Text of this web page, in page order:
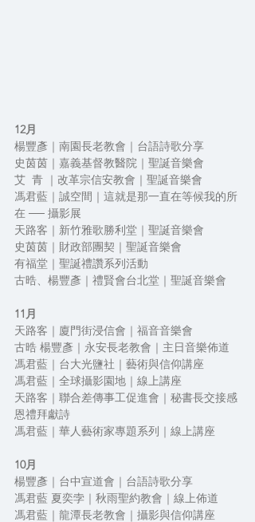
12月
楊豐彥｜南園長老教會｜台語詩歌分享
史茵茵｜嘉義基督教醫院｜聖誕音樂會
艾  青 ｜改革宗信安教會｜聖誕音樂會
馮君藍｜誠空間｜這就是那一直在等候我的所
在 ── 攝影展
天路客｜新竹雅歌勝利堂｜聖誕音樂會
史茵茵｜財政部團契｜聖誕音樂會
有福堂｜聖誕禮讚系列活動
古晧、楊豐彥｜禮賢會台北堂｜聖誕音樂會
11月
天路客｜廈門街浸信會｜福音音樂會
古晧 楊豐彥｜永安長老教會｜主日音樂佈道
馮君藍｜台大光鹽社｜藝術與信仰講座
馮君藍｜全球攝影園地｜線上講座
天路客｜聯合差傳事工促進會｜秘書長交接感
恩禮拜獻詩
馮君藍｜華人藝術家專題系列｜線上講座
10月
楊豐彥｜台中宣道會｜台語詩歌分享
馮君藍 夏奕孛｜秋雨聖約教會｜線上佈道
馮君藍｜龍潭長老教會｜攝影與信仰講座